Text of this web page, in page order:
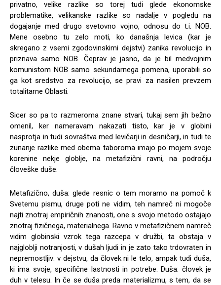
privatno, velike razlike so torej tudi glede ekonomske
problematike, velikanske razlike so nadalje v pogledu na
dogajanje med drugo svetovno vojno, odnosu do t.i. NOB.
Mene osebno tu zelo moti, ko današnja levica (kar je
skregano z vsemi zgodovinskimi dejstvi) zanika revolucijo in
priznava samo NOB. Čeprav je jasno, da je bil medvojnim
komunistom NOB samo sekundarnega pomena, uporabili so
ga kot sredstvo za revolucijo, se pravi za nasilen prevzem
totalitarne Oblasti.
Sicer so pa to razmeroma znane stvari, tukaj sem jih bežno
omenil, ker nameravam nakazati tisto, kar je v globini
nasprotja in tudi sovraštva med levičarji in desničarji, in tudi te
zunanje razlike med obema taboroma imajo po mojem svoje
korenine nekje globlje, na metafizični ravni, na področju
človeške duše.
Metafizično, duša: glede resnic o tem moramo na pomoč k
Svetemu pismu, druge poti ne vidim, teh namreč ni mogoče
najti znotraj empiričnih znanosti, one s svojo metodo ostajajo
znotraj fizičnega, materialnega. Ravno v metafizičnem namreč
vidim globinski vzrok tega razcepa v družbi, ta obstaja v
najgloblji notranjosti, v dušah ljudi in je zato tako trdovraten in
nepremostljiv: v dejstvu, da človek ni le telo, ampak tudi duša,
ki ima svoje, specifične lastnosti in potrebe. Duša: človek je
duh v telesu. In če se duša preda materializmu, s tem, da se